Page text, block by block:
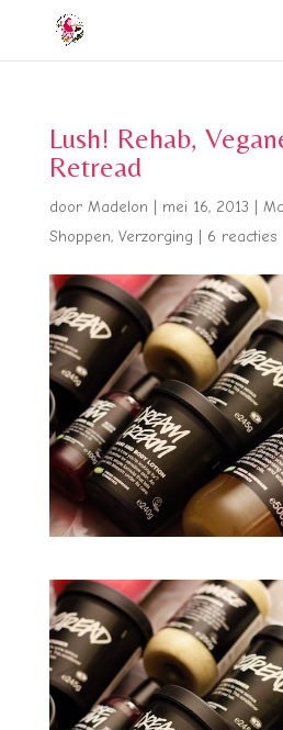
Lush! Rehab,
Retread
door Madelon mei 16, 2013
Shoppen, Verzorging 6 reacties